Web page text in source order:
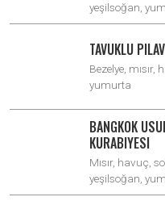
yeşilsoğan,
TAVUKLU
Bezelye, mısır,
yumurta
BANGKOK
KURABIYESI
Mısır, havuç,
yeşilsoğan,